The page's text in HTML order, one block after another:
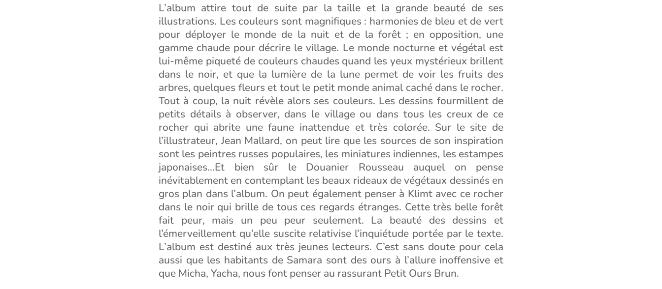
L’album attire tout de suite par la taille et la grande beauté de ses
illustrations. Les couleurs sont magnifiques : harmonies de bleu et de vert
pour déployer le monde de la nuit et de la forêt ; en opposition, une
gamme chaude pour décrire le village. Le monde nocturne et végétal est
lui-même piqueté de couleurs chaudes quand les yeux mystérieux brillent
dans le noir, et que la lumière de la lune permet de voir les fruits des
arbres, quelques fleurs et tout le petit monde animal caché dans le rocher.
Tout à coup, la nuit révèle alors ses couleurs. Les dessins fourmillent de
petits détails à observer, dans le village ou dans tous les creux de ce
rocher qui abrite une faune inattendue et très colorée. Sur le site de
l’illustrateur, Jean Mallard, on peut lire que les sources de son inspiration
sont les peintres russes populaires, les miniatures indiennes, les estampes
japonaises…Et bien sûr le Douanier Rousseau auquel on pense
inévitablement en contemplant les beaux rideaux de végétaux dessinés en
gros plan dans l’album. On peut également penser à Klimt avec ce rocher
dans le noir qui brille de tous ces regards étranges. Cette très belle forêt
fait peur, mais un peu peur seulement. La beauté des dessins et
l’émerveillement qu’elle suscite relativise l’inquiétude portée par le texte.
L’album est destiné aux très jeunes lecteurs. C’est sans doute pour cela
aussi que les habitants de Samara sont des ours à l’allure inoffensive et
que Micha, Yacha, nous font penser au rassurant Petit Ours Brun.